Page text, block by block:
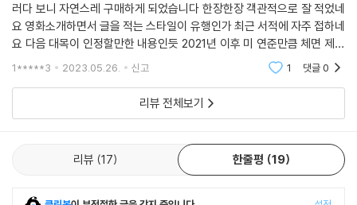
맥락을 모르는 경제는 공포다. 경제 통계는 숫자와 결과로 말하지만, 모든
경제 현상에는 인과관계가 있고, 인간의 모든 활동과 긴밀하게 연결되어
있다. 그래서 맥락을 알면 어떤 위기가 닥쳐도 지금 우리가 무엇을 해야 할
지 방법이 보인다. 대공황을 야기한 ‘빌런’ 푸틴을 탄생시킨 권위주의의 배
경, 강화되는 미·중 분쟁에서 한국인은 과연 어떤 방향성을 가져야 할지 등
맥락을 이해하면 현상 하나에 속지 않고 큰 흐름을 읽을 수 있다. 기저에 도
사리고 있는 위험에 대비하는 혜안과 문제에 대처할 무기를 얻는 것이다.
위기의 시대인 만큼 미래를 경고하는 책이나 세계적인 석학의 전망을 담은
책이 쏟아지고 있다. 모두가 입을 모아 지금은 세계 경제가 완전히 재편되
러다 보니 자연스레 구매하게 되었습니다 한장한장 객관적으로 잘 적었네
요 영화소개하면서 글을 적는 스타일이 유행인가 최근 서적에 자주 접하네
요 다음 대목이 인정할만한 내용인듯 2021년 이후 미 연준만큼 체면 제대
로 구긴 기관은 없다. 물가와 경기 전망 모두에 실패했다. 세계 시장이 급격
1*****3 2023.05.26. 신고 1 댓글0
리뷰 전체보기
리뷰 17 한줄평 19